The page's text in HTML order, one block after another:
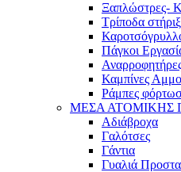
Ξαπλώστρες-
Τρίποδα
Πάγκοι
Καμπίνες
Ράμπες
ΜΕΣΑ ΑΤΟΜΙΚΗΣ
Αδιάβροχα
Γαλότσες
Γάντια
Γυαλιά